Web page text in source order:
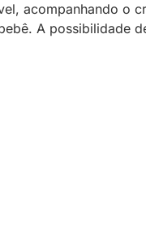
acompanhando o
A possibilidade